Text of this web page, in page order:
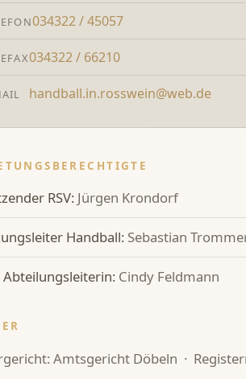
034322 / 45057
034322 / 66210
handball.in.rosswein@web.de
RSV: Jürgen Krondorf
Handball: Sebastian
Abteilungsleiterin: Cindy Feldmann
Amtsgericht Döbeln ·